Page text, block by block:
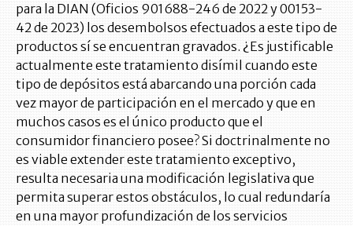
para la DIAN (Oficios 901688-246 de 2022 y 00153-
42 de 2023) los desembolsos efectuados a este tipo de
productos sí se encuentran gravados. ¿Es justificable
actualmente este tratamiento disímil cuando este
tipo de depósitos está abarcando una porción cada
vez mayor de participación en el mercado y que en
muchos casos es el único producto que el
consumidor financiero posee? Si doctrinalmente no
es viable extender este tratamiento exceptivo,
resulta necesaria una modificación legislativa que
permita superar estos obstáculos, lo cual redundaría
en una mayor profundización de los servicios